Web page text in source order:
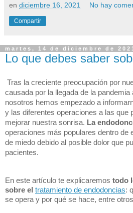
en diciembre 16, 2021 No hay
Compartir
martes, 14 de diciembre de 2021
Lo que debes saber
Tras la creciente preocupación por
causada por la llegada de la
nosotros hemos empezado a
y las diferentes operaciones a las que
mejorar nuestra sonrisa. La
operaciones más populares dentro de
de miedo debido al posible dolor que
pacientes.
En este artículo te explicaremos todo
sobre el tratamiento de endodoncias:
se opera y por qué se hace, entre